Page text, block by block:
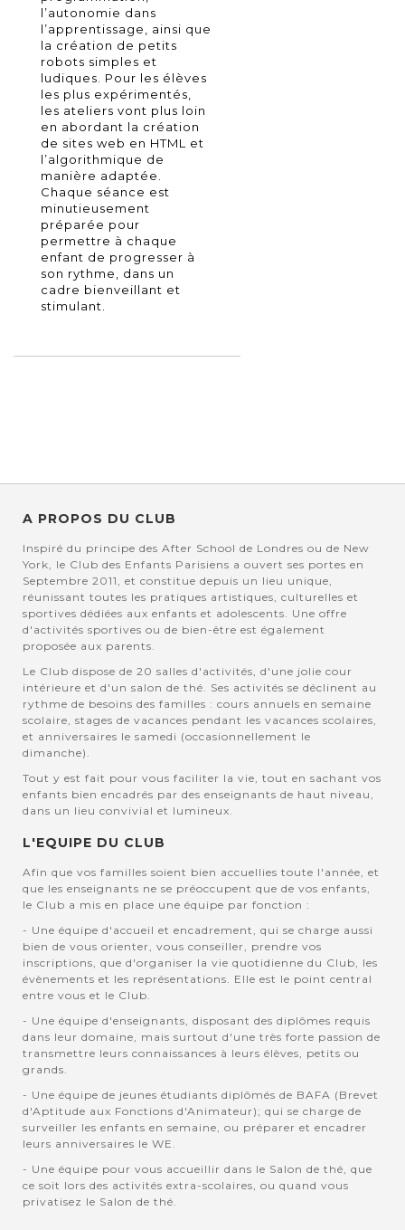
l’autonomie dans
l’apprentissage, ainsi que
la création de petits
robots simples et
ludiques. Pour les élèves
les plus expérimentés,
les ateliers vont plus loin
en abordant la création
de sites web en HTML et
l’algorithmique de
manière adaptée.
Chaque séance est
minutieusement
préparée pour
permettre à chaque
enfant de progresser à
son rythme, dans un
cadre bienveillant et
stimulant.
A PROPOS DU CLUB
Inspiré du principe des After School de Londres ou de New
York, le Club des Enfants Parisiens a ouvert ses portes en
Septembre 2011, et constitue depuis un lieu unique,
réunissant toutes les pratiques artistiques, culturelles et
sportives dédiées aux enfants et adolescents. Une offre
d'activités sportives ou de bien-être est également
proposée aux parents.
Le Club dispose de 20 salles d'activités, d'une jolie cour
intérieure et d'un salon de thé. Ses activités se déclinent au
rythme de besoins des familles : cours annuels en semaine
scolaire, stages de vacances pendant les vacances scolaires,
et anniversaires le samedi (occasionnellement le
dimanche).
Tout y est fait pour vous faciliter la vie, tout en sachant vos
enfants bien encadrés par des enseignants de haut niveau,
dans un lieu convivial et lumineux.
L'EQUIPE DU CLUB
Afin que vos familles soient bien accuellies toute l'année, et
que les enseignants ne se préoccupent que de vos enfants,
le Club a mis en place une équipe par fonction :
- Une équipe d'accueil et encadrement, qui se charge aussi
bien de vous orienter, vous conseiller, prendre vos
inscriptions, que d'organiser la vie quotidienne du Club, les
évènements et les représentations. Elle est le point central
entre vous et le Club.
- Une équipe d'enseignants, disposant des diplômes requis
dans leur domaine, mais surtout d'une très forte passion de
transmettre leurs connaissances à leurs élèves, petits ou
grands.
- Une équipe de jeunes étudiants diplômés de BAFA (Brevet
d'Aptitude aux Fonctions d'Animateur); qui se charge de
surveiller les enfants en semaine, ou préparer et encadrer
leurs anniversaires le WE.
- Une équipe pour vous accueillir dans le Salon de thé, que
ce soit lors des activités extra-scolaires, ou quand vous
privatisez le Salon de thé.